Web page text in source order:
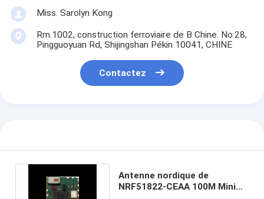
Miss. Sarolyn Kong
Rm.1002, construction ferroviaire de B Chine. No.28,
Pingguoyuan Rd, Shijingshan Pékin 10041, CHINE
Contactez
Antenne nordique de
NRF51822-CEAA 100M Mini